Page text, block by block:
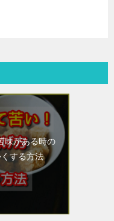
味がある時の
する方法